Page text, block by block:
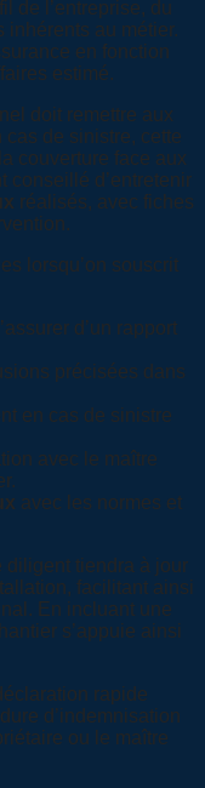
de l’entreprise, du
inhérents au métier.
en fonction
estimé.
doit remettre aux
cas de sinistre, cette
couverture face aux
conseillé d’entretenir
réalisés, avec fiches
lorsqu’on souscrit
d’un rapport
précisées dans
en cas de sinistre
avec le maître
avec les normes et
diligent tiendra à jour
facilitant ainsi
En incluant une
s’appuie ainsi
rapide
d’indemnisation
ou le maître